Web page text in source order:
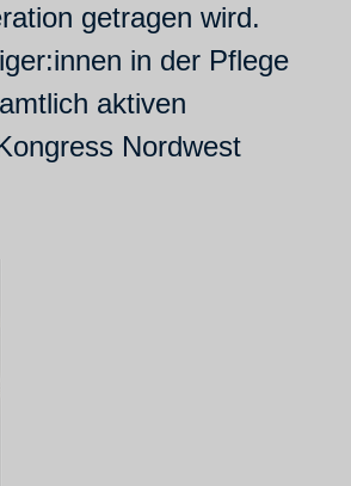
getragen wird.
in der Pflege
aktiven
Nordwest